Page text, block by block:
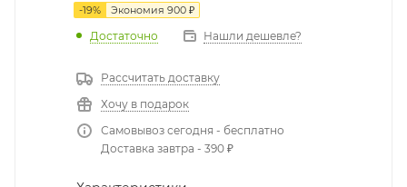
-19% Экономия 900 ₽
Достаточно Нашли дешевле?
Рассчитать доставку
Хочу в подарок
Самовывоз сегодня - бесплатно
Доставка завтра - 390 ₽